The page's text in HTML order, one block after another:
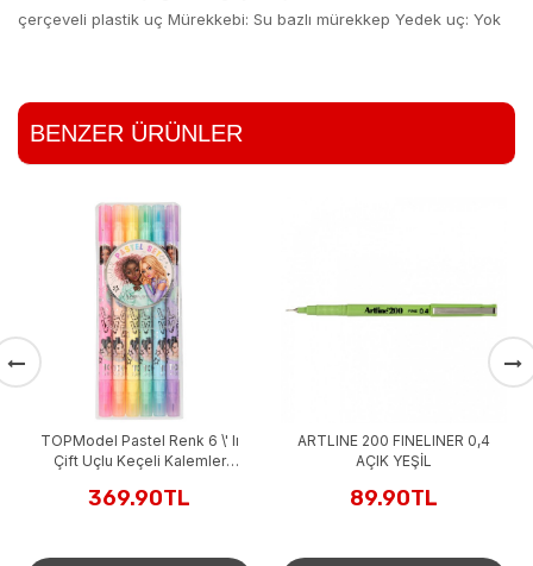
çerçeveli plastik uç Mürekkebi: Su bazlı mürekkep Yedek uç: Yok
BENZER ÜRÜNLER
TOPModel Pastel Renk 6 \' lı
Çift Uçlu Keçeli Kalemler
369.90TL
ARTLINE 200 FINELINER 0,4
AÇIK YEŞİL
89.90TL